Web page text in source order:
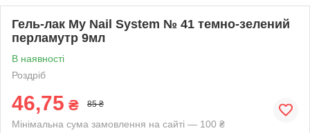
Гель-лак My Nail System № 41 темно-зелений
перламутр 9мл
В наявності
Роздріб
46,75 ₴ 85 ₴
Мінімальна сума замовлення на сайті — 100 ₴